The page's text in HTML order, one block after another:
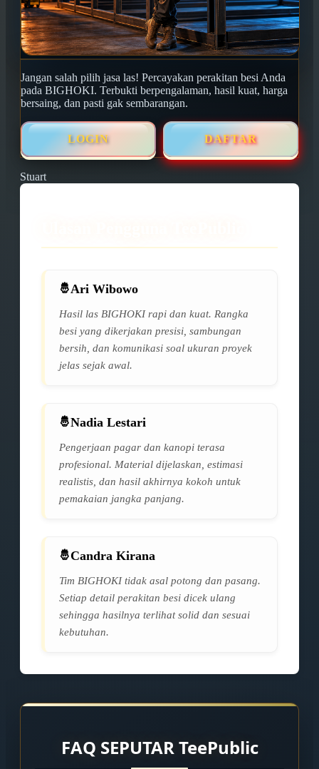
Jangan salah pilih jasa las! Percayakan perakitan besi Anda
pada BIGHOKI. Terbukti berpengalaman, hasil kuat, harga
bersaing, dan pasti gak sembarangan.
LOGIN DAFTAR
Stuart
Ari Wibowo
Hasil las BIGHOKI rapi dan kuat. Rangka
besi yang dikerjakan presisi, sambungan
bersih, dan komunikasi soal ukuran proyek
jelas sejak awal.
Nadia Lestari
Pengerjaan pagar dan kanopi terasa
profesional. Material dijelaskan, estimasi
realistis, dan hasil akhirnya kokoh untuk
pemakaian jangka panjang.
Candra Kirana
Tim BIGHOKI tidak asal potong dan pasang.
Setiap detail perakitan besi dicek ulang
sehingga hasilnya terlihat solid dan sesuai
kebutuhan.
FAQ SEPUTAR TeePublic